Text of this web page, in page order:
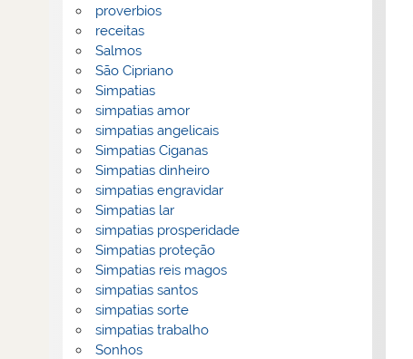
proverbios
receitas
Salmos
São Cipriano
Simpatias
simpatias amor
simpatias angelicais
Simpatias Ciganas
Simpatias dinheiro
simpatias engravidar
Simpatias lar
simpatias prosperidade
Simpatias proteção
Simpatias reis magos
simpatias santos
simpatias sorte
simpatias trabalho
Sonhos